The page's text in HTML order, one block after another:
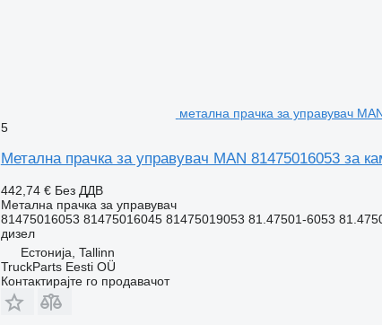
метална прачка за управувач
5
Метална прачка за управувач MAN 81475016053 за
442,74 € Без ДДВ
Метална прачка за управувач
81475016053 81475016045 81475019053 81.47501-6053
дизел
Естонија, Tallinn
TruckParts Eesti OÜ
Контактирајте го продавачот